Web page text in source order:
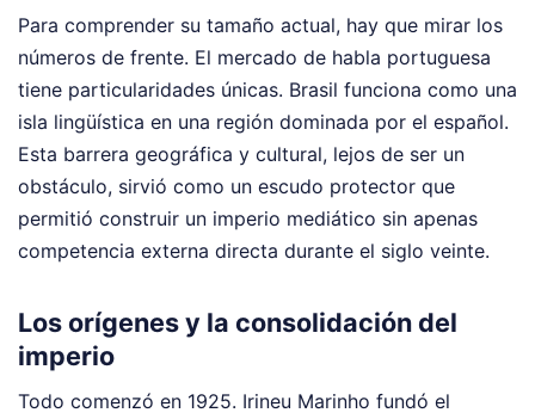
Para comprender su tamaño actual, hay que mirar los
números de frente. El mercado de habla portuguesa
tiene particularidades únicas. Brasil funciona como una
isla lingüística en una región dominada por el español.
Esta barrera geográfica y cultural, lejos de ser un
obstáculo, sirvió como un escudo protector que
permitió construir un imperio mediático sin apenas
competencia externa directa durante el siglo veinte.
Los orígenes y la consolidación del
imperio
Todo comenzó en 1925. Irineu Marinho fundó el